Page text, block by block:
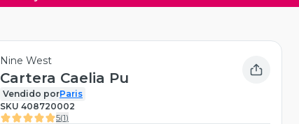
Nine West
Cartera Caelia Pu
Vendido porParis
SKU 408720002
5(1)